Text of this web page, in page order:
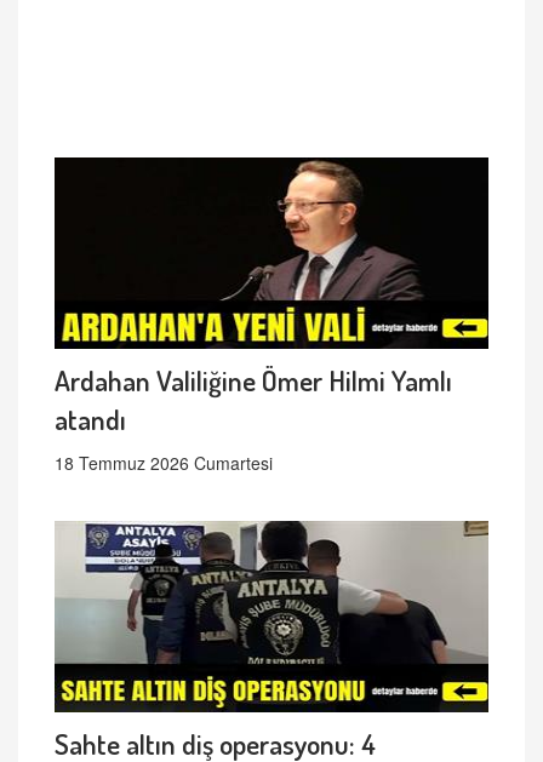
Ardahan Valiliğine Ömer Hilmi Yamlı
atandı
18 Temmuz 2026 Cumartesi
Sahte altın diş operasyonu: 4